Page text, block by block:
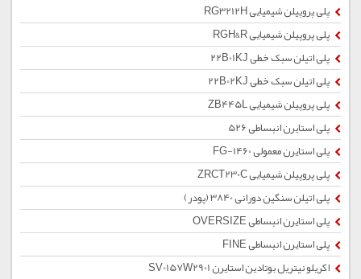
پلی پروپیلن شیمیایی RG3212H
پلی پروپیلن شیمیایی RGH&R
پلی اتیلن سبک خطی 22B01KJ
پلی اتیلن سبک خطی 22B02KJ
پلی پروپیلن شیمیایی ZB445L
پلی استایرن انبساطی 526
پلی استایرن معمولی 1460-FG
پلی پروپیلن شیمیایی ZRCT230C
پلی اتیلن سنگین دورانی 3840 (پودر)
پلی استایرن انبساطی OVERSIZE
پلی استایرن انبساطی FINE
اکریلو نیتریل بوتادین استایرن SV0157W2901